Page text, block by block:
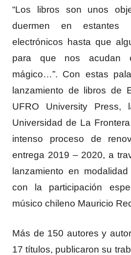
“Los libros son unos
duermen en
electrónicos hasta que
para que nos acudan
mágico…”. Con estas
lanzamiento de libros de
UFRO University
Universidad de La
intenso proceso de
entrega 2019 – 2020, a
lanzamiento en
con la participación
músico chileno Mauricio
Más de 150 autores y
17 títulos, publicaron su